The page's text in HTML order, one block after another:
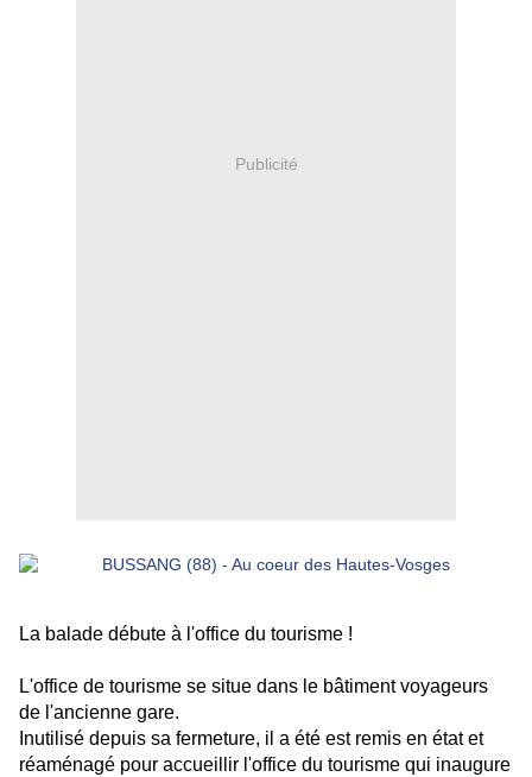
Publicité
La balade débute à l'office du tourisme !
L'office de tourisme se situe dans le bâtiment voyageurs
de l'ancienne gare.
Inutilisé depuis sa fermeture, il a été est remis en état et
réaménagé pour accueillir l'office du tourisme qui inaugure